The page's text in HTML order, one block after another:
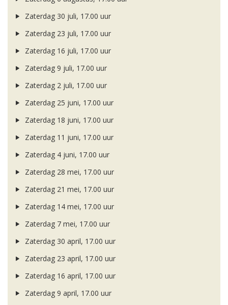
Zaterdag 30 juli, 17.00 uur
Zaterdag 23 juli, 17.00 uur
Zaterdag 16 juli, 17.00 uur
Zaterdag 9 juli, 17.00 uur
Zaterdag 2 juli, 17.00 uur
Zaterdag 25 juni, 17.00 uur
Zaterdag 18 juni, 17.00 uur
Zaterdag 11 juni, 17.00 uur
Zaterdag 4 juni, 17.00 uur
Zaterdag 28 mei, 17.00 uur
Zaterdag 21 mei, 17.00 uur
Zaterdag 14 mei, 17.00 uur
Zaterdag 7 mei, 17.00 uur
Zaterdag 30 april, 17.00 uur
Zaterdag 23 april, 17.00 uur
Zaterdag 16 april, 17.00 uur
Zaterdag 9 april, 17.00 uur